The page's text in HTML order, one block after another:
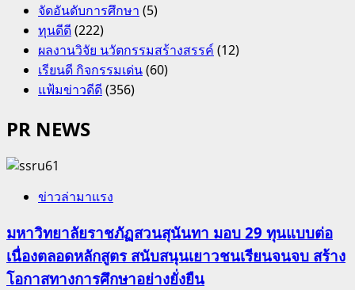
จัดอันดับการศึกษา (5)
ทุนดีดี(222)
ผลงานวิจัย นวัตกรรมสร้างสรรค์(12)
เรียนดี กิจกรรมเด่น(60)
แฟ้มข่าวดีดี(356)
PR NEWS
ข่าวล่ามาแรง
มหาวิทยาลัยราชภัฏสวนสุนันทา มอบ 29 ทุนแบบต่อ
เนื่องตลอดหลักสูตร สนับสนุนเยาวชนเรียนจนจบ สร้าง
โอกาสทางการศึกษาอย่างยั่งยืน